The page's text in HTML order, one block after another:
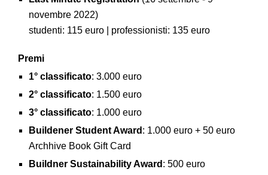
novembre 2022)
studenti: 115 euro | professionisti: 135 euro
Premi
1° classificato: 3.000 euro
2° classificato: 1.500 euro
3° classificato: 1.000 euro
Buildener Student Award : 1.000 euro + 50 euro
Archhive Book Gift Card
Buildner Sustainability Award : 500 euro